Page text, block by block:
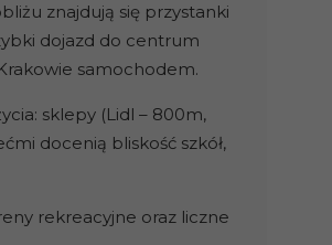
znajdują się przystanki
dojazd do centrum
samochodem.
sklepy (Lidl – 800m,
docenią bliskość szkół,
rekreacyjne oraz liczne